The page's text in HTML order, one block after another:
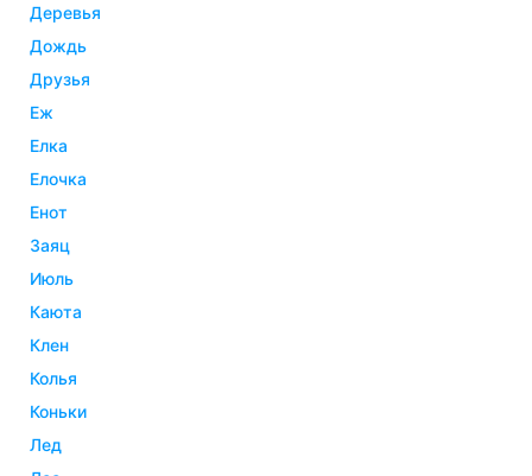
деревья
дождь
друзья
еж
елка
елочка
енот
заяц
июль
каюта
клен
колья
коньки
лед